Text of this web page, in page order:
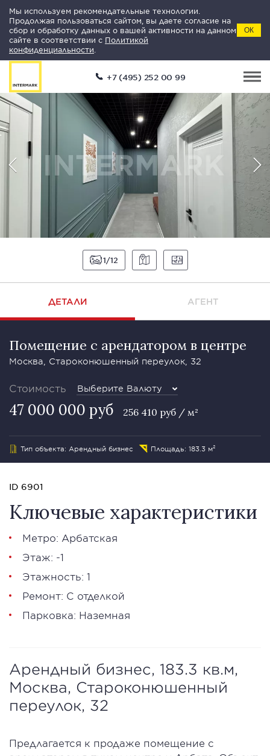
Мы используем рекомендательные технологии.
Продолжая пользоваться сайтом, вы даете согласие на
сбор и обработку данных о вашей активности на данном
сайте в соответствии с Политикой
конфиденциальности
ОК
+7 (495) 252 00 99
1 12
ДЕТАЛИ АГЕНТ
Помещение с арендатором в центре
Москва, Староконюшенный переулок, 32
Стоимость Выберите Валюту
47 000 000 руб 256 410 руб / м²
Тип объекта: Арендный бизнес Площадь: 183.3 м²
ID 6901
Ключевые характеристики
Метро: Арбатская
Этаж: -1
Этажность: 1
Ремонт: С отделкой
Парковка: Наземная
Арендный бизнес, 183.3 кв.м,
Москва, Староконюшенный
переулок, 32
Предлагается к продаже помещение с